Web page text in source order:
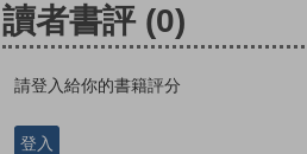
讀者書評 (0)
請登入給你的書籍評分
登入